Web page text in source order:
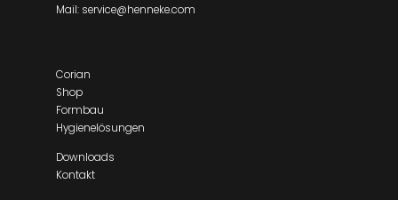
Mail: service@henneke.com
Corian
Shop
Formbau
Hygienelösungen
Downloads
Kontakt